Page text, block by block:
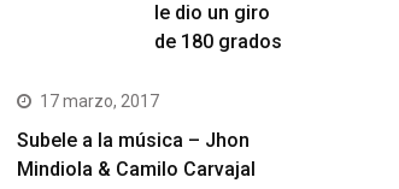
le dio un giro
de 180 grados
17 marzo, 2017
Subele a la música – Jhon
Mindiola & Camilo Carvajal